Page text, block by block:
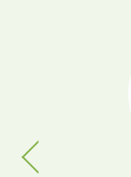
Previous